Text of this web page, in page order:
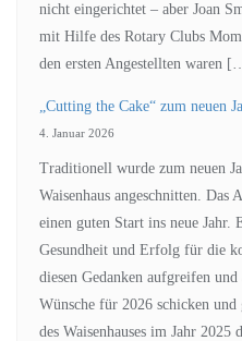
nicht eingerichtet – aber Joan
mit Hilfe des Rotary Clubs
den ersten Angestellten waren
„Cutting the Cake“ zum neuen
4. Januar 2026
Traditionell wurde zum neuen
Waisenhaus angeschnitten. Das
einen guten Start ins neue
Gesundheit und Erfolg für die
diesen Gedanken aufgreifen
Wünsche für 2026 schicken
des Waisenhauses im Jahr 2025